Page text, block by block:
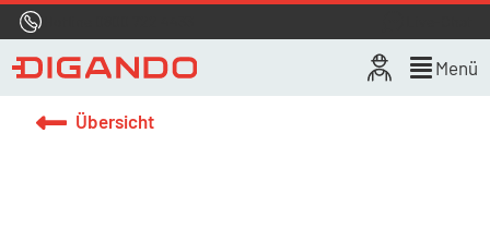
Menü
Übersicht